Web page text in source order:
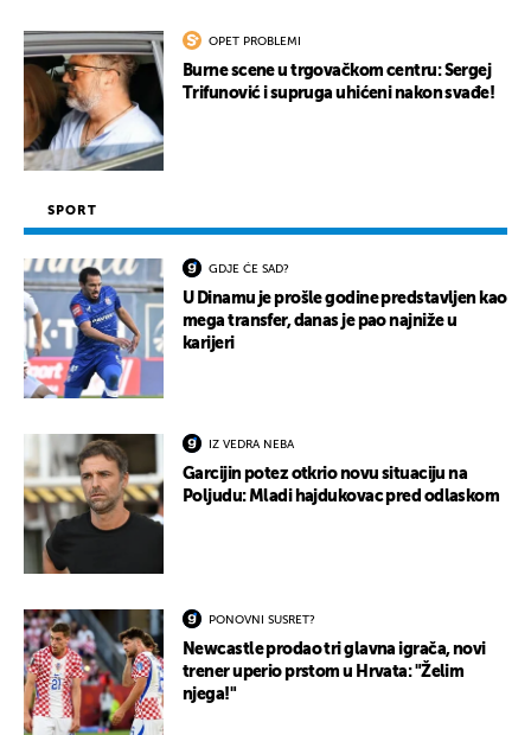
OPET PROBLEMI
Burne scene u trgovačkom centru: Sergej
Trifunović i supruga uhićeni nakon svađe!
SPORT
GDJE ĆE SAD?
U Dinamu je prošle godine predstavljen kao
mega transfer, danas je pao najniže u
karijeri
IZ VEDRA NEBA
Garcijin potez otkrio novu situaciju na
Poljudu: Mladi hajdukovac pred odlaskom
PONOVNI SUSRET?
Newcastle prodao tri glavna igrača, novi
trener uperio prstom u Hrvata: "Želim
njega!"